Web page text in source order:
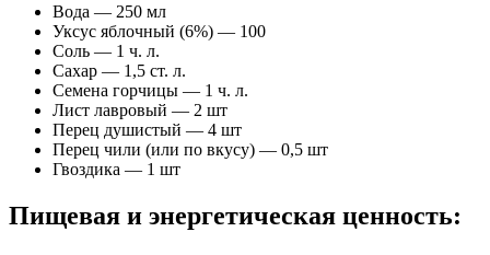
Вода — 250 мл
Уксус яблочный (6%) — 100
Соль — 1 ч. л.
Сахар — 1,5 ст. л.
Семена горчицы — 1 ч. л.
Лист лавровый — 2 шт
Перец душистый — 4 шт
Перец чили (или по вкусу) — 0,5 шт
Гвоздика — 1 шт
Пищевая и энергетическая ценность: